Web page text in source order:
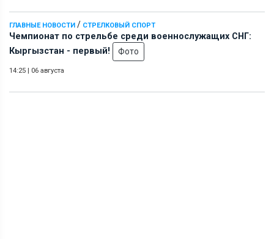
ГЛАВНЫЕ НОВОСТИ / СТРЕЛКОВЫЙ СПОРТ
Чемпионат по стрельбе среди военнослужащих СНГ:
Кыргызстан - первый!
Фото
14:25 | 06 августа